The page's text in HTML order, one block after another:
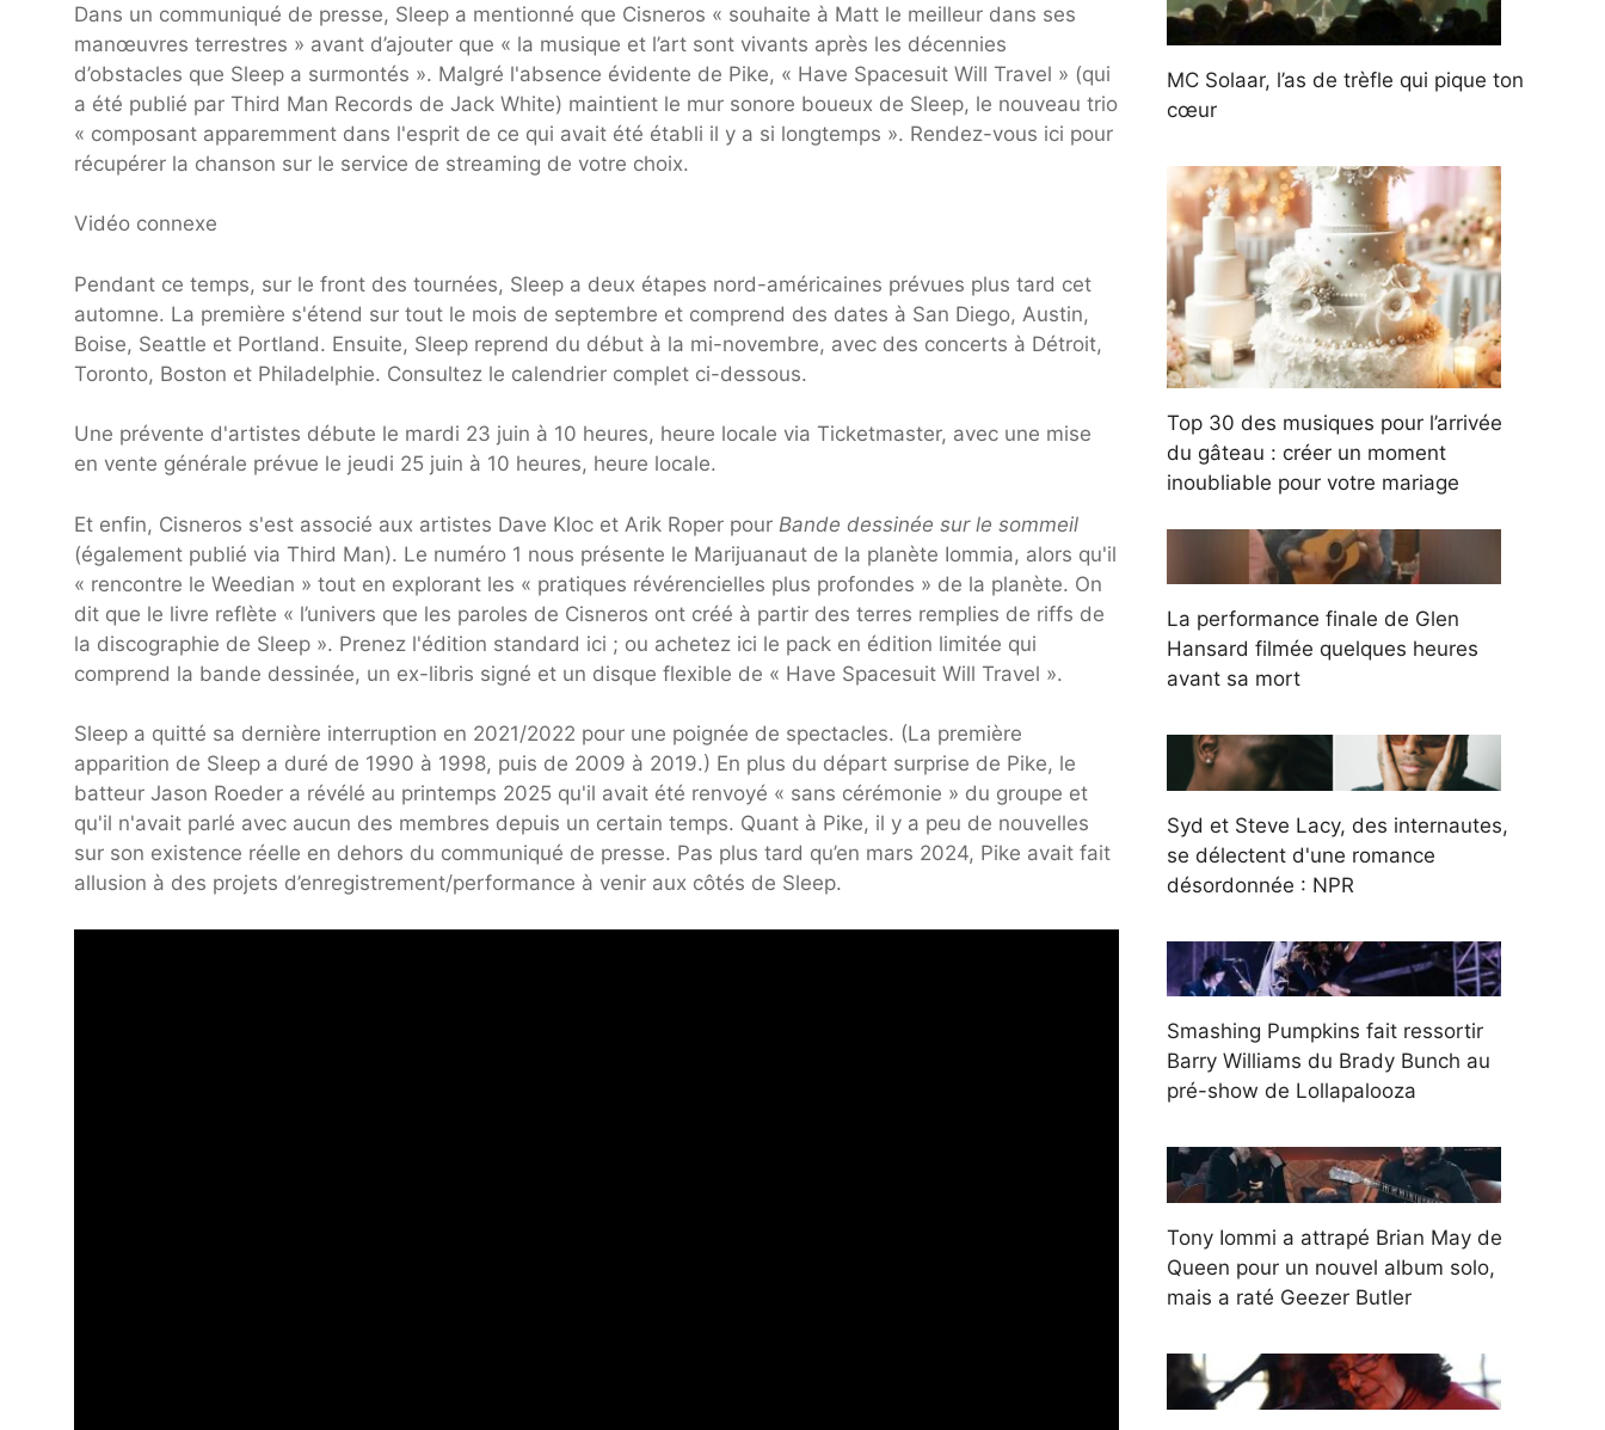
Dans un communiqué de presse, Sleep a mentionné que Cisneros « souhaite à Matt le meilleur dans ses
manœuvres terrestres » avant d’ajouter que « la musique et l’art sont vivants après les décennies
d’obstacles que Sleep a surmontés ». Malgré l'absence évidente de Pike, « Have Spacesuit Will Travel » (qui
a été publié par Third Man Records de Jack White) maintient le mur sonore boueux de Sleep, le nouveau trio
« composant apparemment dans l'esprit de ce qui avait été établi il y a si longtemps ». Rendez-vous ici pour
récupérer la chanson sur le service de streaming de votre choix.
Vidéo connexe
Pendant ce temps, sur le front des tournées, Sleep a deux étapes nord-américaines prévues plus tard cet
automne. La première s'étend sur tout le mois de septembre et comprend des dates à San Diego, Austin,
Boise, Seattle et Portland. Ensuite, Sleep reprend du début à la mi-novembre, avec des concerts à Détroit,
Toronto, Boston et Philadelphie. Consultez le calendrier complet ci-dessous.
Une prévente d'artistes débute le mardi 23 juin à 10 heures, heure locale via Ticketmaster, avec une mise
en vente générale prévue le jeudi 25 juin à 10 heures, heure locale.
Et enfin, Cisneros s'est associé aux artistes Dave Kloc et Arik Roper pour Bande dessinée sur le sommeil
(également publié via Third Man). Le numéro 1 nous présente le Marijuanaut de la planète Iommia, alors qu'il
« rencontre le Weedian » tout en explorant les « pratiques révérencielles plus profondes » de la planète. On
dit que le livre reflète « l’univers que les paroles de Cisneros ont créé à partir des terres remplies de riffs de
la discographie de Sleep ». Prenez l'édition standard ici ; ou achetez ici le pack en édition limitée qui
comprend la bande dessinée, un ex-libris signé et un disque flexible de « Have Spacesuit Will Travel ».
Sleep a quitté sa dernière interruption en 2021/2022 pour une poignée de spectacles. (La première
apparition de Sleep a duré de 1990 à 1998, puis de 2009 à 2019.) En plus du départ surprise de Pike, le
batteur Jason Roeder a révélé au printemps 2025 qu'il avait été renvoyé « sans cérémonie » du groupe et
qu'il n'avait parlé avec aucun des membres depuis un certain temps. Quant à Pike, il y a peu de nouvelles
sur son existence réelle en dehors du communiqué de presse. Pas plus tard qu’en mars 2024, Pike avait fait
allusion à des projets d’enregistrement/performance à venir aux côtés de Sleep.
MC Solaar, l’as de trèfle qui pique ton
cœur
Top 30 des musiques pour l’arrivée
du gâteau : créer un moment
inoubliable pour votre mariage
La performance finale de Glen
Hansard filmée quelques heures
avant sa mort
Syd et Steve Lacy, des internautes,
se délectent d'une romance
désordonnée : NPR
Smashing Pumpkins fait ressortir
Barry Williams du Brady Bunch au
pré-show de Lollapalooza
Tony Iommi a attrapé Brian May de
Queen pour un nouvel album solo,
mais a raté Geezer Butler